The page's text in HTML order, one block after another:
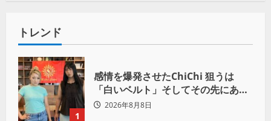
トレンド
1
感情を爆発させたChiChi 狙うは
「白いベルト」そしてその先にある
世界へ
2026年8月8日